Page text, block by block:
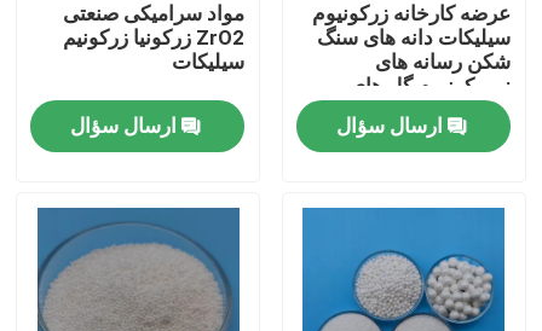
خانه
محصولات
عرضه کارخانه زرکونیوم
سیلیکات دانه های سنگ
شکن رسانه های
زیروکونیوم گل های
سرامیکی
ارسال سؤال
مواد سرامیکی صنعتی
ZrO2 زرکونیا زرکونیم
سیلیکات
ارسال سؤال